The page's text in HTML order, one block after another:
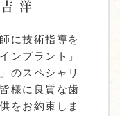
吉 洋
に技術指導を
ンプラント」
のスペシャリ
様に良質な歯
をお約束しま